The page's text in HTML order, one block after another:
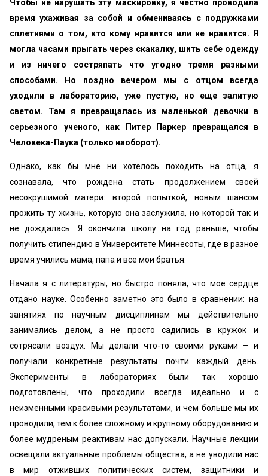
Чтобы не нарушать эту маскировку, я честно проводила
время ухаживая за собой и обмениваясь с подружками
сплетнями о том, кто кому нравится или не нравится. Я
могла часами прыгать через скакалку, шить себе одежду
и из ничего состряпать что угодно тремя разными
способами. Но поздно вечером мы с отцом всегда
уходили в лабораторию, уже пустую, но еще залитую
светом. Там я превращалась из маленькой девочки в
серьезного ученого, как Питер Паркер превращался в
Человека-Паука (только наоборот).
Однако, как бы мне ни хотелось походить на отца, я
сознавала, что рождена стать продолжением своей
несокрушимой матери: второй попыткой, новым шансом
прожить ту жизнь, которую она заслужила, но которой так и
не дождалась. Я окончила школу на год раньше, чтобы
получить стипендию в Университете Миннесоты, где в разное
время учились мама, папа и все мои братья.
Начала я с литературы, но быстро поняла, что мое сердце
отдано науке. Особенно заметно это было в сравнении: на
занятиях по научным дисциплинам мы действительно
занимались делом, а не просто садились в кружок и
сотрясали воздух. Мы делали что-то своими руками – и
получали конкретные результаты почти каждый день.
Эксперименты в лабораториях были так хорошо
подготовлены, что проходили всегда идеально и с
неизменными красивыми результатами, и чем больше мы их
проводили, тем к более сложному и крупному оборудованию и
более мудреным реактивам нас допускали. Научные лекции
освещали актуальные проблемы общества, а не уводили нас
в мир отживших политических систем, защитники и